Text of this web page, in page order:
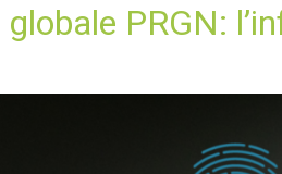
PRGN: